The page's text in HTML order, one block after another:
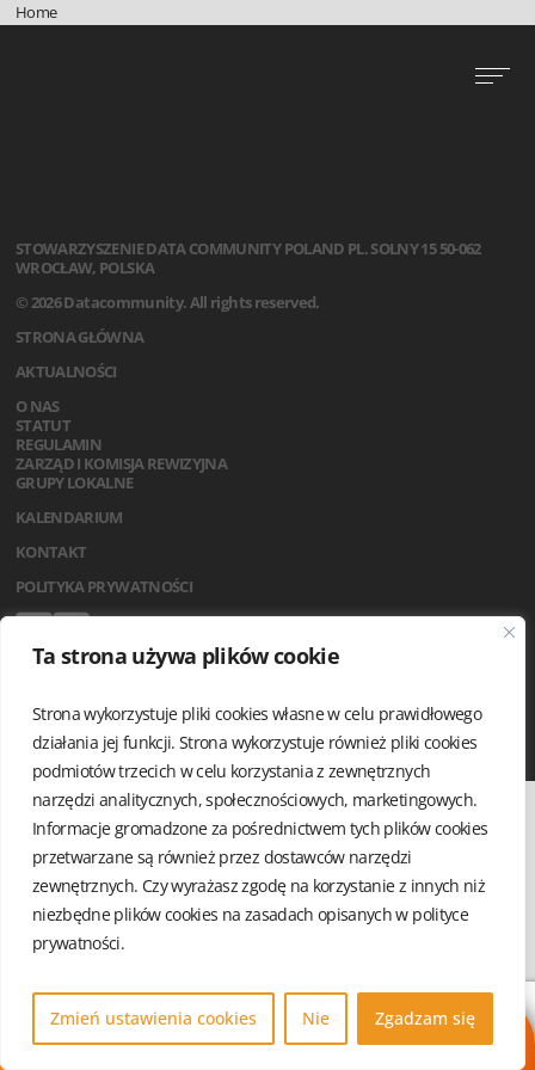
Ta strona używa plików cookie
Strona wykorzystuje pliki cookies własne w celu prawidłowego
działania jej funkcji. Strona wykorzystuje również pliki cookies
podmiotów trzecich w celu korzystania z zewnętrznych
narzędzi analitycznych, społecznościowych, marketingowych.
Informacje gromadzone za pośrednictwem tych plików cookies
przetwarzane są również przez dostawców narzędzi
zewnętrznych. Czy wyrażasz zgodę na korzystanie z innych niż
niezbędne plików cookies na zasadach opisanych w polityce
prywatności.
Zmień ustawienia cookies Nie Zgadzam się
Home
STOWARZYSZENIEDATA COMMUNITY POLAND PL. SOLNY 1550-062
WROCŁAW, POLSKA
© 2026 Datacommunity. All rights reserved.
STRONA GŁÓWNA
AKTUALNOŚCI
O NAS
STATUT
REGULAMIN
ZARZĄD I KOMISJA REWIZYJNA
GRUPY LOKALNE
KALENDARIUM
KONTAKT
POLITYKA PRYWATNOŚCI